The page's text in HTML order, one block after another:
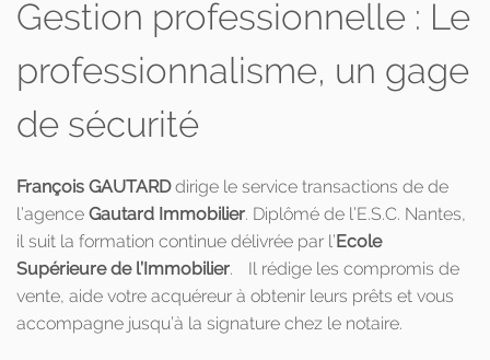
Gestion professionnelle : Le
professionnalisme, un gage
de sécurité
François GAUTARDdirige le service transactions de de
l’agence Gautard Immobilier. Diplômé de l’E.S.C. Nantes,
il suit la formation continue délivrée par l’Ecole
Supérieure de l’Immobilier. Il rédige les compromis de
vente, aide votre acquéreur à obtenir leurs prêts et vous
accompagne jusqu’à la signature chez le notaire.